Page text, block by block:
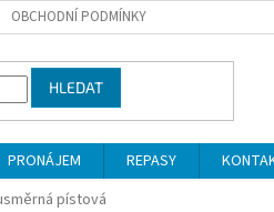
OBCHODNÍ PODMÍNKY
HLEDAT
PRONÁJEM REPASY
pístová